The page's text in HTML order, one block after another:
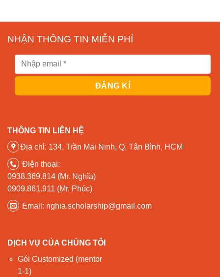
NHẬN THÔNG TIN MIỄN PHÍ
THÔNG TIN LIÊN HỆ
Địa chỉ: 134, Trần Mai Ninh, Q. Tân Bình, HCM
Điện thoại:
0938.369.814 (Mr. Nghĩa)
0909.861.911 (Mr. Phúc)
Email: nghia.scholarship@gmail.com
DỊCH VỤ CỦA CHÚNG TÔI
Gói Customized (mentor
1-1)